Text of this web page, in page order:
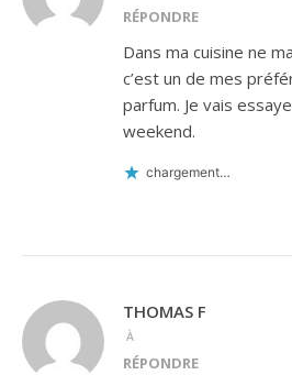
RÉPONDRE
Dans ma cuisine ne
c’est un de mes
parfum. Je vais
weekend.
chargement…
THOMAS F
À
RÉPONDRE